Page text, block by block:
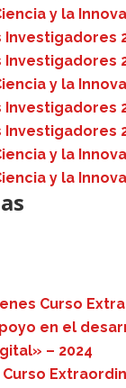
y la
y la
Investigadores
Investigadores
y la
y la
Curso
en el
– 2024